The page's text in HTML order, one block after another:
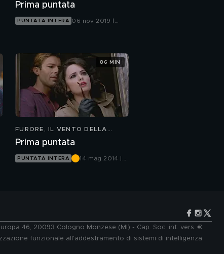
Prima puntata
PUNTATA INTERA 06 nov 2019 |
FURORE, IL VENTO DELLA
Prima puntata
PUNTATA INTERA
14 mag 2014 |
86 MIN
46, 20093 Cologno Monzese (MI) - Cap. Soc. int. vers. €
funzionale all'addestramento di sistemi di intelligenza